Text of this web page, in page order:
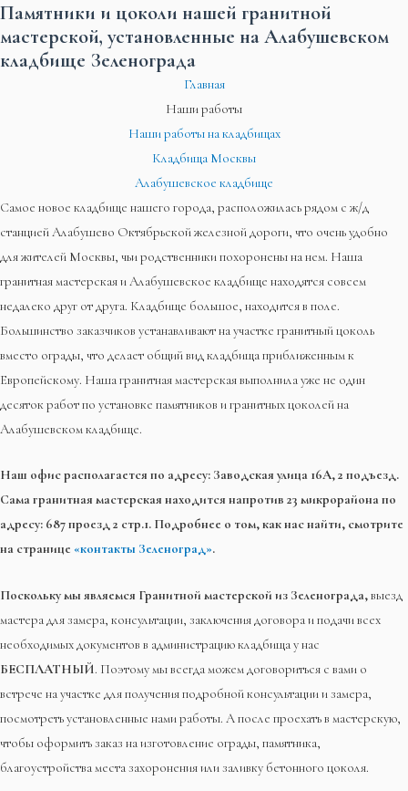
Памятники и цоколи нашей гранитной
мастерской, установленные на Алабушевском
кладбище Зеленограда​
Главная
Наши работы
Наши работы на кладбищах
Кладбища Москвы
Алабушевское кладбище
Самое новое кладбище нашего города, расположилась рядом с ж/д
станцией Алабушево Октябрьской железной дороги, что очень удобно
для жителей Москвы, чьи родственники похоронены на нем. Наша
гранитная мастерская и Алабушевское кладбище находятся совсем
недалеко друг от друга. Кладбище большое, находится в поле.
Большинство заказчиков устанавливают на участке гранитный цоколь
вместо ограды, что делает общий вид кладбища приближенным к
Европейскому. Наша гранитная мастерская выполнила уже не один
десяток работ по установке памятников и гранитных цоколей на
Алабушевском кладбище.
Наш офис располагается по адресу: Заводская улица 16А, 2 подъезд.
Сама гранитная мастерская находится напротив 23 микрорайона по
адресу: 687 проезд 2 стр.1. Подробнее о том, как нас найти, смотрите
на странице «контакты Зеленоград».
Поскольку мы являемся Гранитной мастерской из Зеленограда,выезд
мастера для замера, консультации, заключения договора и подачи всех
необходимых документов в администрацию кладбища у нас
БЕСПЛАТНЫЙ. Поэтому мы всегда можем договориться с вами о
встрече на участке для получения подробной консультации и замера,
посмотреть установленные нами работы. А после проехать в мастерскую,
чтобы оформить заказ на изготовление ограды, памятника,
благоустройства места захоронения или заливку бетонного цоколя.